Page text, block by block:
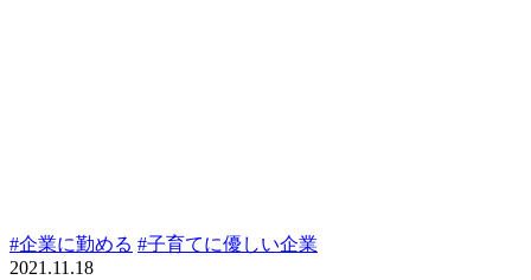
#企業に勤める #子育てに優しい企業
2021.11.18